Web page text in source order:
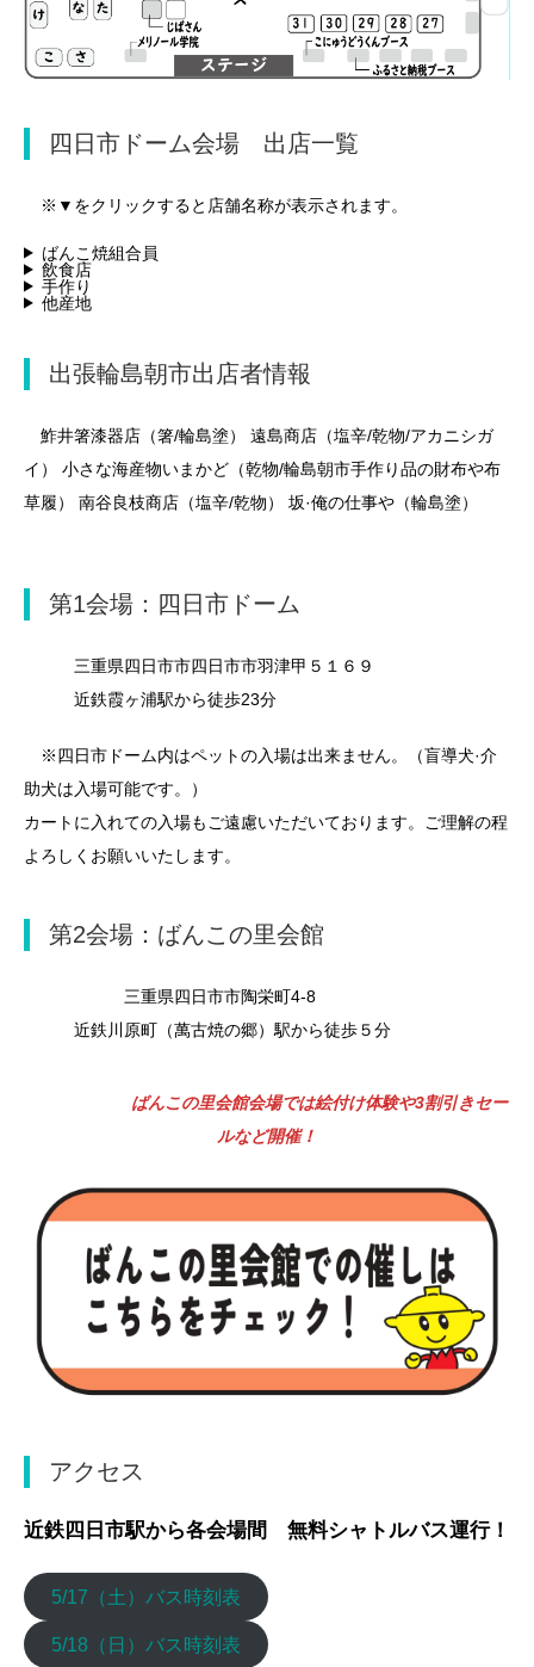
四日市ドーム会場 出店一覧
※▼をクリックすると店舗名称が表示されます。
ばんこ焼組合員
飲食店
手作り
他産地
出張輪島朝市出店者情報
鮓井箸漆器店（箸/輪島塗） 遠島商店（塩辛/乾物/アカニシガ
イ） 小さな海産物いまかど（乾物/輪島朝市手作り品の財布や布
草履） 南谷良枝商店（塩辛/乾物） 坂·俺の仕事や（輪島塗）
第1会場：四日市ドーム
三重県四日市市四日市市羽津甲５１６９
近鉄霞ヶ浦駅から徒歩23分
※四日市ドーム内はペットの入場は出来ません。（盲導犬·介
助犬は入場可能です。）
カートに入れての入場もご遠慮いただいております。ご理解の程
よろしくお願いいたします。
第2会場：ばんこの里会館
三重県四日市市陶栄町4-8
近鉄川原町（萬古焼の郷）駅から徒歩５分
ばんこの里会館会場では絵付け体験や3割引きセー
ルなど開催！
アクセス
近鉄四日市駅から各会場間 無料シャトルバス運行！
5/17（土）バス時刻表
5/18（日）バス時刻表